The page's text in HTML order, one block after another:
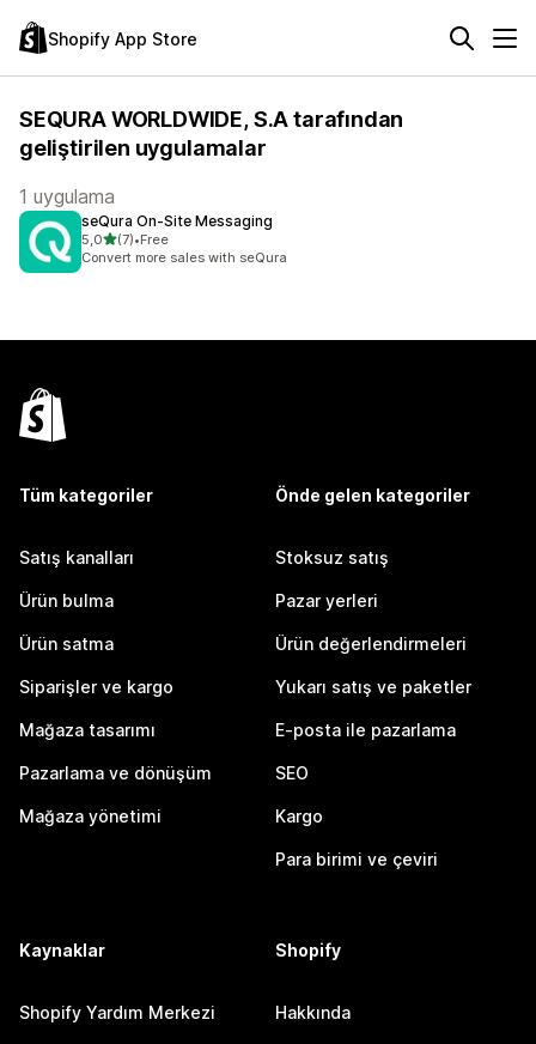
Shopify App Store
SEQURA WORLDWIDE, S.A tarafından
geliştirilen uygulamalar
1 uygulama
seQura On‑Site Messaging
5,05 yıldız üzerinden
(7)
toplam 7 değerlendirme
•Free
Convert more sales with seQura
Tüm kategoriler
Satış kanalları
Ürün bulma
Ürün satma
Siparişler ve kargo
Mağaza tasarımı
Pazarlama ve dönüşüm
Mağaza yönetimi
Önde gelen kategoriler
Stoksuz satış
Pazar yerleri
Ürün değerlendirmeleri
Yukarı satış ve paketler
E-posta ile pazarlama
SEO
Kargo
Para birimi ve çeviri
Kaynaklar
Shopify Yardım Merkezi
Shopify
Hakkında